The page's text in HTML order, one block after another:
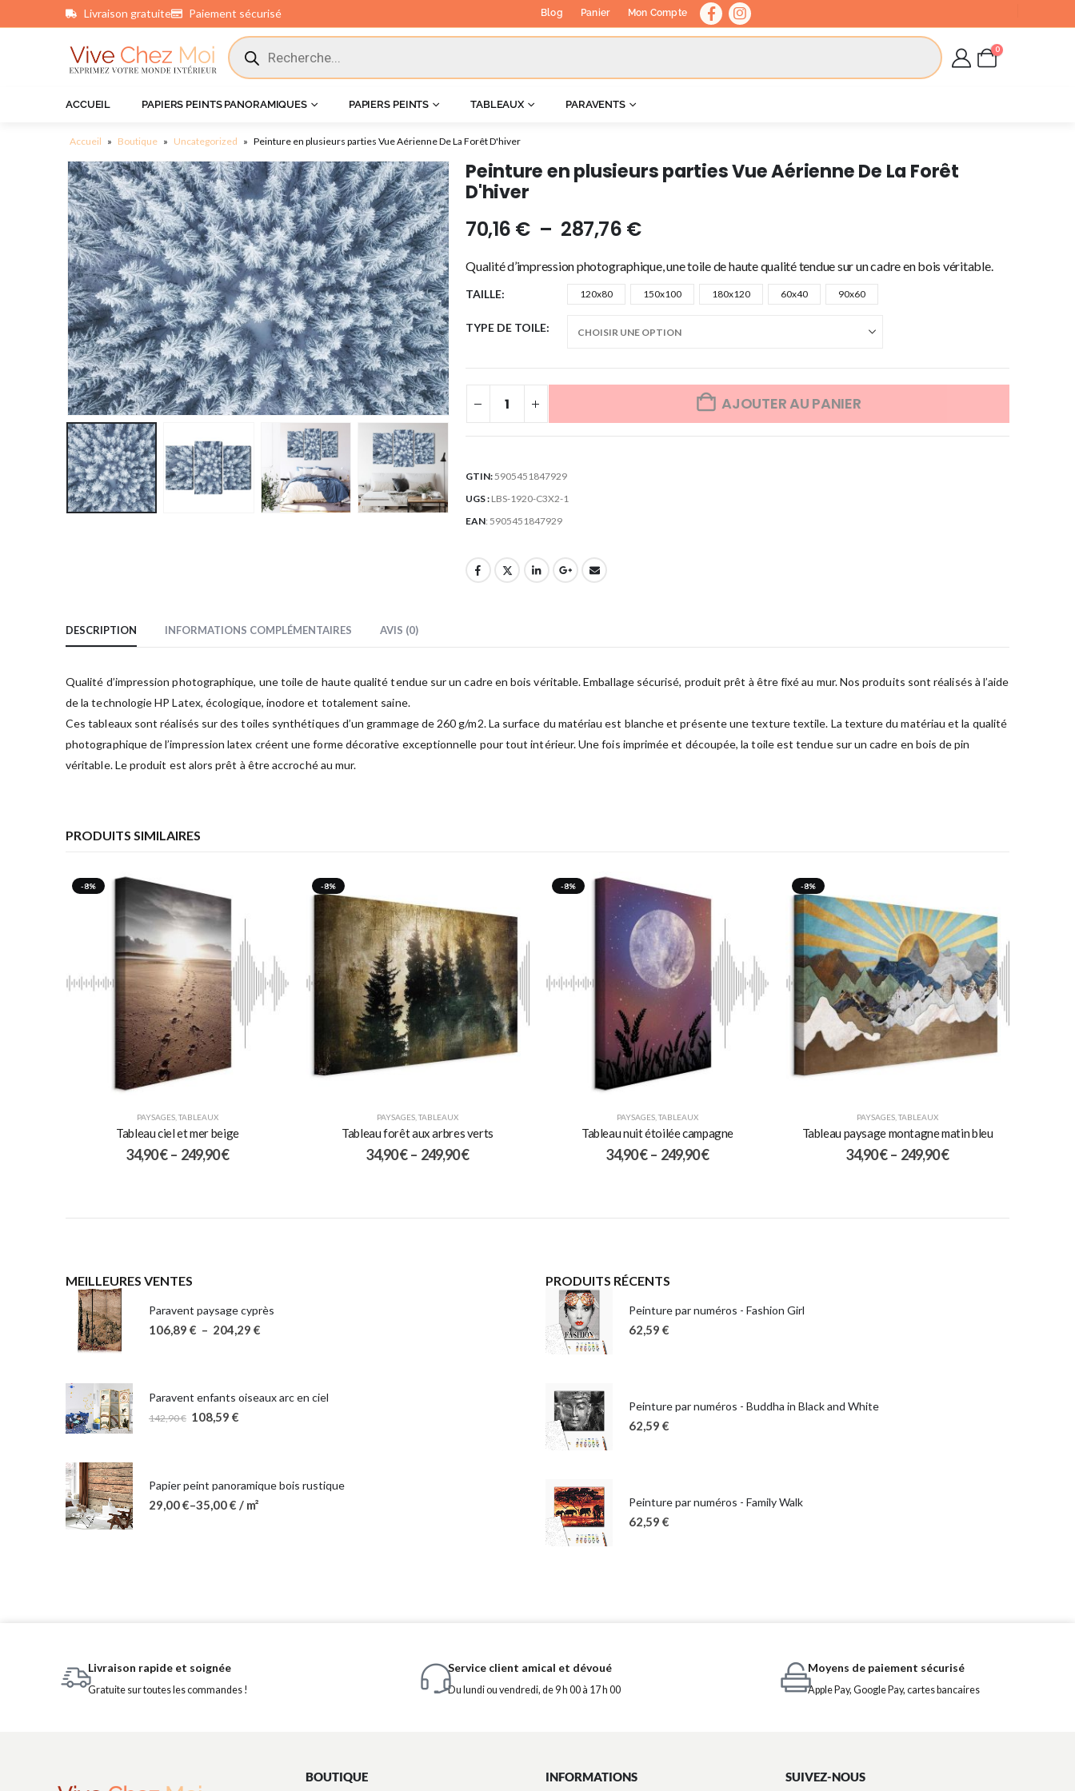
Livraison gratuite Paiement sécurisé Blog Panier Mon Compte
0
ACCUEIL PAPIERS PEINTS PANORAMIQUES PAPIERS PEINTS TABLEAUX PARAVENTS
Accueil » Boutique » Uncategorized » Peinture en plusieurs parties Vue Aérienne De La Forêt D'hiver
Peinture en plusieurs parties Vue Aérienne De La Forêt
D'hiver
70,16 € – 287,76 €
Qualité d’impression photographique, une toile de haute qualité tendue sur un cadre en bois véritable.
TAILLE 120x80 150x100 180x120 60x40 90x60
TYPE DE TOILE
AJOUTER AU PANIER
GTIN: 5905451847929
UGS : LBS-1920-C3X2-1
EAN: 5905451847929
DESCRIPTION INFORMATIONS COMPLÉMENTAIRES AVIS (0)
Qualité d’impression photographique, une toile de haute qualité tendue sur un cadre en bois véritable. Emballage sécurisé, produit prêt à être fixé au mur. Nos produits sont réalisés à l’aide
de la technologie HP Latex, écologique, inodore et totalement saine.
Ces tableaux sont réalisés sur des toiles synthétiques d’un grammage de 260 g/m2. La surface du matériau est blanche et présente une texture textile. La texture du matériau et la qualité
photographique de l’impression latex créent une forme décorative exceptionnelle pour tout intérieur. Une fois imprimée et découpée, la toile est tendue sur un cadre en bois de pin
véritable. Le produit est alors prêt à être accroché au mur.
PRODUITS SIMILAIRES
-8%
PAYSAGES TABLEAUX
Tableau ciel et mer beige
34,90€ – 249,90€
-8%
PAYSAGES TABLEAUX
Tableau forêt aux arbres verts
34,90€ – 249,90€
-8%
PAYSAGES TABLEAUX
Tableau nuit étoilée campagne
34,90€ – 249,90€
-8%
PAYSAGES TABLEAUX
Tableau paysage montagne matin bleu
34,90€ – 249,90€
MEILLEURES VENTES
Paravent paysage cyprès
106,89 € – 204,29 €
Paravent enfants oiseaux arc en ciel
142,90€ 108,59 €
Papier peint panoramique bois rustique
29,00€–35,00€ / m²
PRODUITS RÉCENTS
Peinture par numéros - Fashion Girl
62,59 €
Peinture par numéros - Buddha in Black and White
62,59 €
Peinture par numéros - Family Walk
62,59 €
Livraison rapide et soignée
Gratuite sur toutes les commandes !
Service client amical et dévoué
Du lundi ou vendredi, de 9 h 00 à 17 h 00
Moyens de paiement sécurisé
Apple Pay, Google Pay, cartes bancaires
BOUTIQUE INFORMATIONS SUIVEZ-NOUS